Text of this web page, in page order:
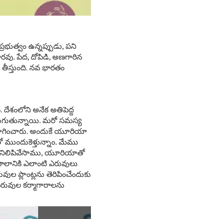
ఉన్నప్పుడు, పని
పేద, దోపిడి, అణగారిన
నవ భారతం
దేశంలోని అనేక అతిపెద్ద
మరో సమస్య
అందుకే యూరియా
మేము
నిలిపివేసాము, యూరియాతో
ఎలాంటి ఎరువులు
తెరిపించేందుకు
కర్మాగారాలను